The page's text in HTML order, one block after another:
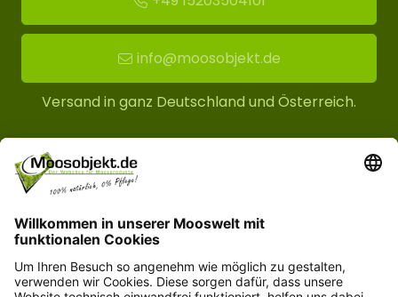
info@moosobjekt.de
Versand in ganz Deutschland und Österreich.
Kundenservice
Informationen